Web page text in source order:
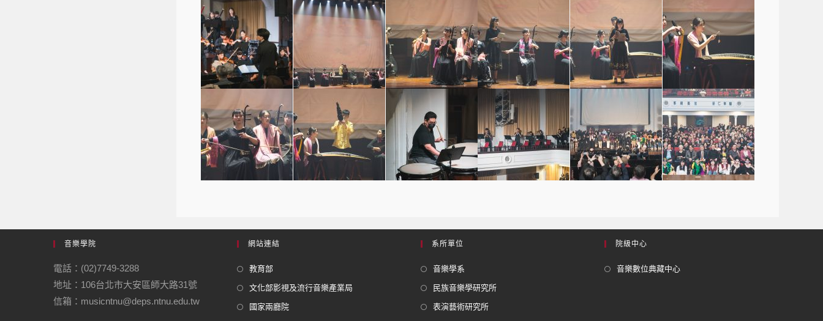
音樂學院
電話：(02)7749-3288
地址：106台北市大安區師大路31號
信箱：musicntnu@deps.ntnu.edu.tw
網站連結
教育部
文化部影視及流行音樂產業局
國家兩廳院
系所單位
音樂學系
民族音樂學研究所
表演藝術研究所
院級中心
音樂數位典藏中心